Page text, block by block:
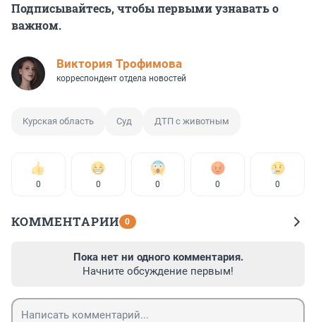
Подписывайтесь, чтобы первыми узнавать о
важном.
Виктория Трофимова
корреспондент отдела новостей
Курская область Суд ДТП с животным
0 0 0 0 0
КОММЕНТАРИИ 0
Пока нет ни одного комментария.
Начните обсуждение первым!